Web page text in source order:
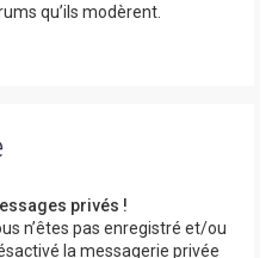
qu’ils modèrent.
privés !
n’êtes pas enregistré et/ou
la messagerie privée